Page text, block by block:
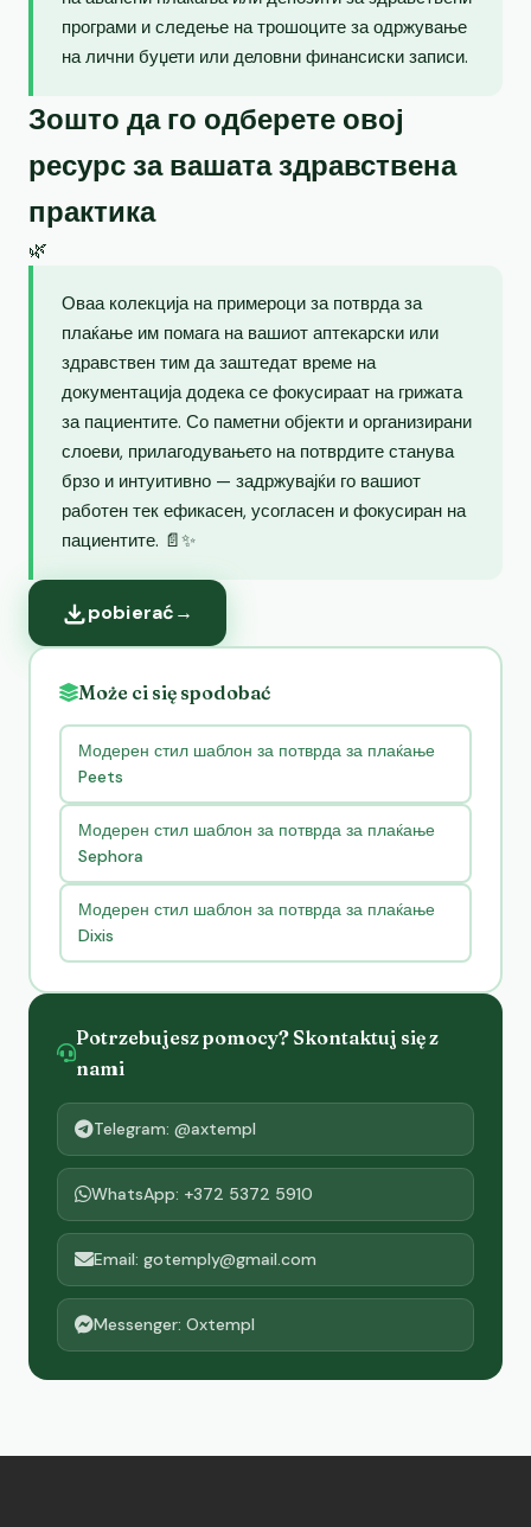
програми и следење на трошоците за одржување
на лични буџети или деловни финансиски записи.
Зошто да го одберете овој
ресурс за вашата здравствена
практика
🌿
Оваа колекција на примероци за потврда за
плаќање им помага на вашиот аптекарски или
здравствен тим да заштедат време на
документација додека се фокусираат на грижата
за пациентите. Со паметни објекти и организирани
слоеви, прилагодувањето на потврдите станува
брзо и интуитивно — задржувајќи го вашиот
работен тек ефикасен, усогласен и фокусиран на
пациентите. 📄✨
pobierać→
Może ci się spodobać
Модерен стил шаблон за потврда за плаќање
Peets
Модерен стил шаблон за потврда за плаќање
Sephora
Модерен стил шаблон за потврда за плаќање
Dixis
Potrzebujesz pomocy? Skontaktuj się z
nami
Telegram: @axtempl
WhatsApp: +372 5372 5910
Email: gotemply@gmail.com
Messenger: Oxtempl